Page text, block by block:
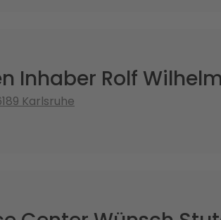
Inhaber Rolf
Karlsruhe